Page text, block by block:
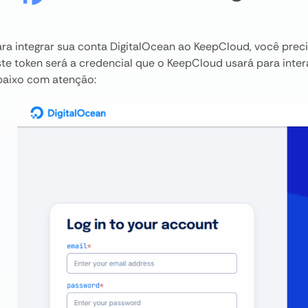
integrar sua conta DigitalOcean ao KeepCloud, você
token será a credencial que o KeepCloud usará para
com atenção: